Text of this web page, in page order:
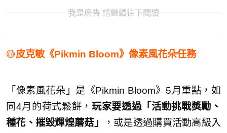
我是廣告 請繼續往下閱讀
🟡皮克敏《Pikmin Bloom》像素風花朵任務
「像素風花朵」是《Pikmin Bloom》5月重點，如
同4月的荷式鬆餅， 玩家要透過「活動挑戰獎勵、
種花、摧毀輝煌蘑菇」
，或是透過購買活動高級入